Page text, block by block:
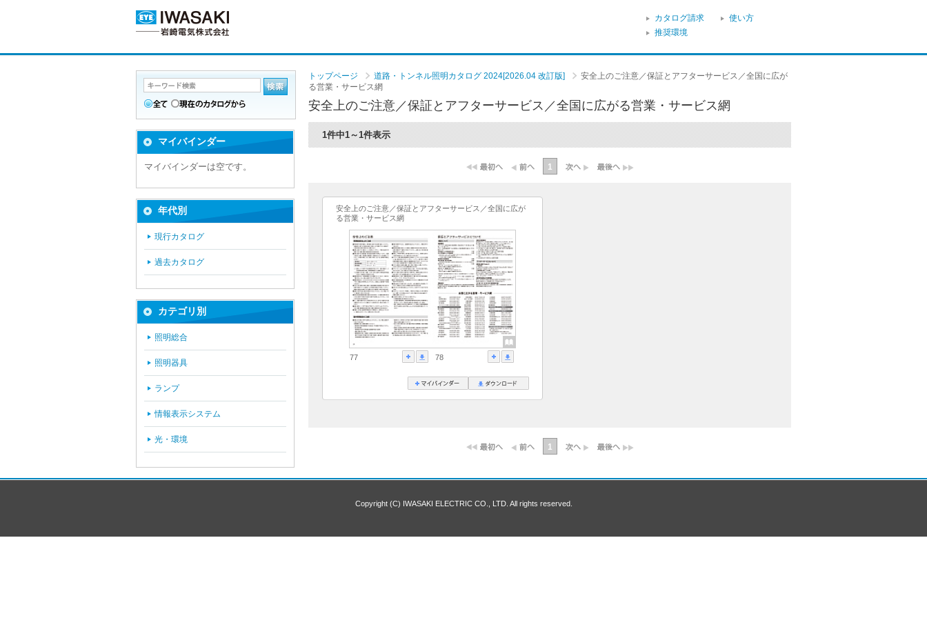
カタログ請求
使い方
推奨環境
トップページ 道路・トンネル照明カタログ 2024[2026.04 改訂版]
安全上のご注意／保証とアフターサービス／全国に広が
る営業・サービス網
安全上のご注意／保証とアフターサービス／全国に広がる営業・サービス網
1件中1～1件表示
1
安全上のご注意／保証とアフターサービス／全国に広が
る営業・サービス網
77 78
1
マイバインダー
マイバインダーは空です。
年代別
現行カタログ
過去カタログ
カテゴリ別
照明総合
照明器具
ランプ
情報表示システム
光・環境
Copyright (C) IWASAKI ELECTRIC CO., LTD. All rights reserved.